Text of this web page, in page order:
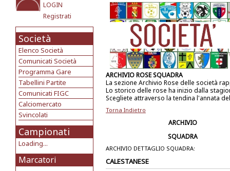
LOGIN
Registrati
Società
Elenco Società
Comunicati Società
Programma Gare
Tabellini Partite
Comunicati FIGC
Calciomercato
Svincolati
Campionati
Loading...
Marcatori
ARCHIVIO ROSE SQUADRA
La sezione Archivio Rose delle società
Lo storico delle rose ha inizio dalla
Scegliete attraverso la tendina l'annata
Torna Indietro
ARCHIVIO
SQUADRA
ARCHIVIO DETTAGLIO SQUADRA:
CALESTANESE